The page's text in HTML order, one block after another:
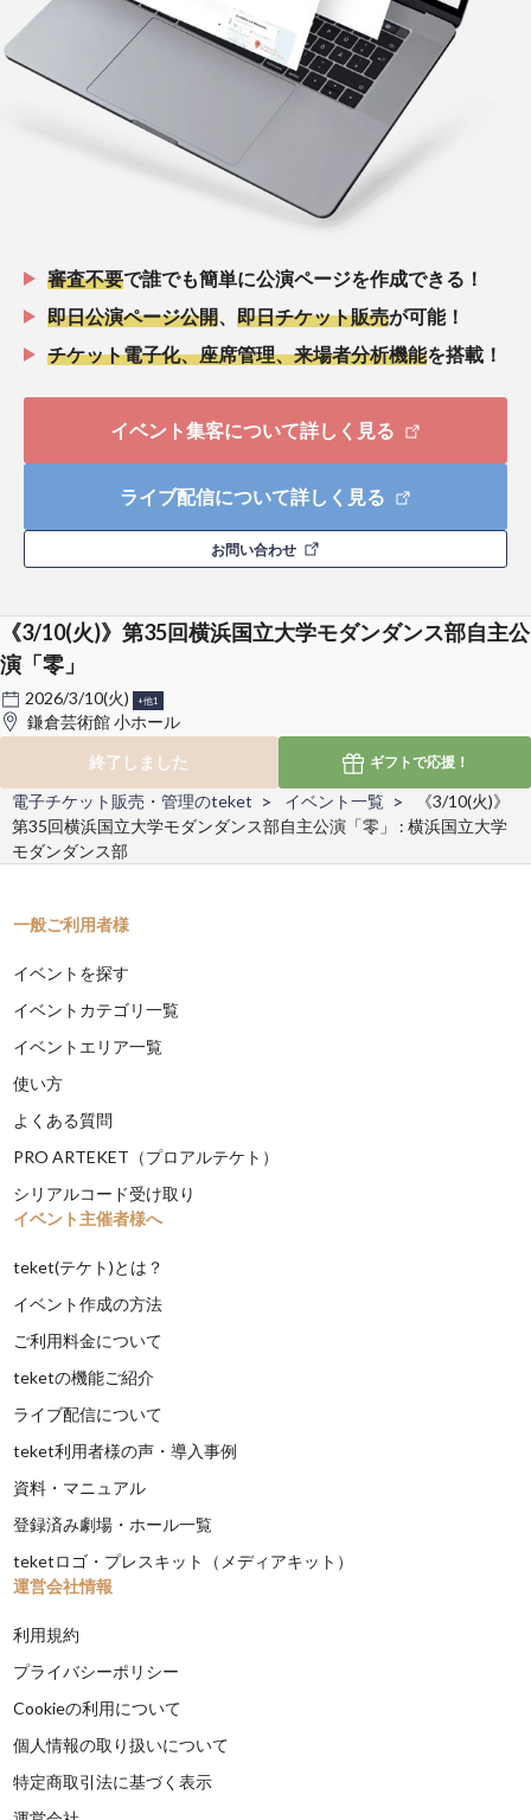
審査不要で誰でも簡単に公演ページを作成できる！
即日公演ページ公開
即日チケット販売が可能！
チケット電子化、座席管理、来場者分析機能を搭載！
イベント集客について詳しく見る
ライブ配信について詳しく見る
お問い合わせ
《3/10(火)》第35回横浜国立大学モダンダンス部自主公
演「零」
2026/3/10(火) +他1
鎌倉芸術館 小ホール
終了しました
ギフトで応援！
電子チケット販売・管理のteket イベント一覧
《3/10(火)》
第35回横浜国立大学モダンダンス部自主公演「零」 : 横浜国立大学
モダンダンス部
一般ご利用者様
イベントを探す
イベントカテゴリ一覧
イベントエリア一覧
使い方
よくある質問
PRO ARTEKET（プロアルテケト）
シリアルコード受け取り
イベント主催者様へ
teket(テケト)とは？
イベント作成の方法
ご利用料金について
teketの機能ご紹介
ライブ配信について
teket利用者様の声・導入事例
資料・マニュアル
登録済み劇場・ホール一覧
teketロゴ・プレスキット（メディアキット）
運営会社情報
利用規約
プライバシーポリシー
Cookieの利用について
個人情報の取り扱いについて
特定商取引法に基づく表示